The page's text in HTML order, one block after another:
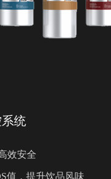
统
效安全
值，提升饮品风味